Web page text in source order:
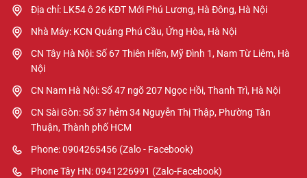
Địa chỉ: LK54 ô 26 KĐT Mới Phú Lương, Hà Đông, Hà Nội
Nhà Máy: KCN Quảng Phú Cầu, Ứng Hòa, Hà Nội
CN Tây Hà Nội: Số 67 Thiên Hiền, Mỹ Đình 1, Nam Từ Liêm, Hà
Nội
CN Nam Hà Nội: Số 47 ngõ 207 Ngọc Hồi, Thanh Trì, Hà Nội
CN Sài Gòn: Số 37 hẻm 34 Nguyễn Thị Thập, Phường Tân
Thuận, Thành phố HCM
Phone: 0904265456 (Zalo - Facebook)
Phone Tây HN: 0941226991 (Zalo-Facebook)